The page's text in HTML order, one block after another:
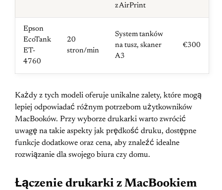
z AirPrint
Epson
EcoTank
ET-
4760
20
stron/min
System tanków
na tusz, skaner
A3
€300
Każdy z tych modeli oferuje unikalne zalety, które mogą
lepiej odpowiadać różnym potrzebom użytkowników
MacBooków. Przy wyborze drukarki warto zwrócić
uwagę na takie aspekty jak prędkość druku, dostępne
funkcje dodatkowe oraz cena, aby znaleźć idealne
rozwiązanie dla swojego biura czy domu.
Łączenie drukarki z MacBookiem